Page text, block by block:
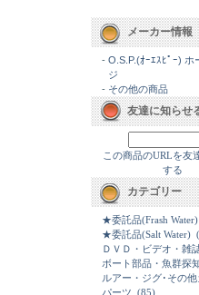
メーカー情報
- O.S.P.(ｵｰｴｽﾋﾟｰ) ホ
ジ
- その他の商品
友達に知らせ
この商品のURLを友
する
カテゴリー
★委託品(Frash Water)
★委託品(Salt Water)
ＤＶＤ・ビデオ・雑
ボート部品・魚群探
ルアー・ジグ･その
パーツ (85)